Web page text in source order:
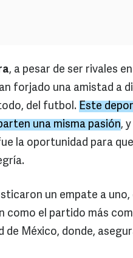
, a pesar de ser rivales
forjado una amistad a
del futbol. Este
una misma pasión,
la oportunidad para
un empate a
como el partido más
de México, donde,